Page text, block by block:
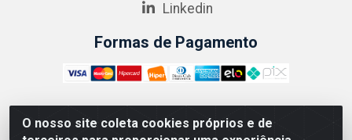
O nosso site coleta cookies próprios e de
Linkedin
Formas de Pagamento
ABRASEG COMÉRCIO ATACADISTA LTDA - CNPJ: